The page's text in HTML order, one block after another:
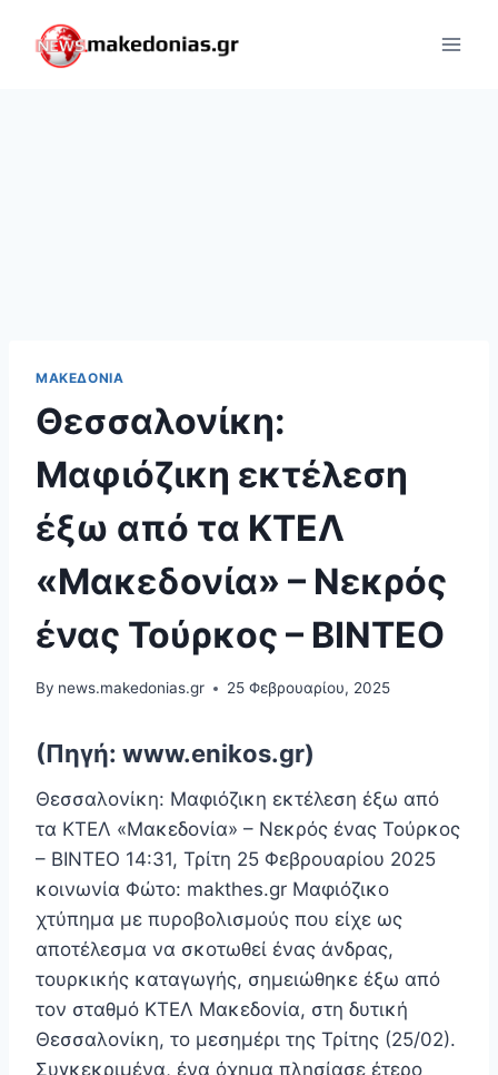
content
ΜΑΚΕΔΟΝΊΑ
Θεσσαλονίκη:
Μαφιόζικη εκτέλεση
έξω από τα ΚΤΕΛ
«Μακεδονία» – Νεκρός
ένας Τούρκος – ΒΙΝΤΕΟ
By news.makedonias.gr 25 Φεβρουαρίου, 2025
(Πηγή: www.enikos.gr)
Θεσσαλονίκη: Μαφιόζικη εκτέλεση έξω από
τα ΚΤΕΛ «Μακεδονία» – Νεκρός ένας Τούρκος
– ΒΙΝΤΕΟ 14:31, Τρίτη 25 Φεβρουαρίου 2025
κοινωνία Φώτο: makthes.gr Μαφιόζικο
χτύπημα με πυροβολισμούς που είχε ως
αποτέλεσμα να σκοτωθεί ένας άνδρας,
τουρκικής καταγωγής, σημειώθηκε έξω από
τον σταθμό ΚΤΕΛ Μακεδονία, στη δυτική
Θεσσαλονίκη, το μεσημέρι της Τρίτης (25/02).
Συγκεκριμένα, ένα όχημα πλησίασε έτερο